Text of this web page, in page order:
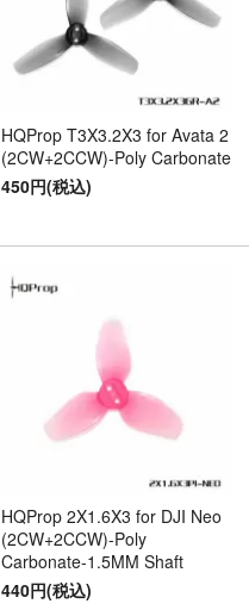
HQProp T3X3.2X3 for Avata 2
(2CW+2CCW)-Poly Carbonate
450円(税込)
HQProp 2X1.6X3 for DJI Neo
(2CW+2CCW)-Poly
Carbonate-1.5MM Shaft
440円(税込)